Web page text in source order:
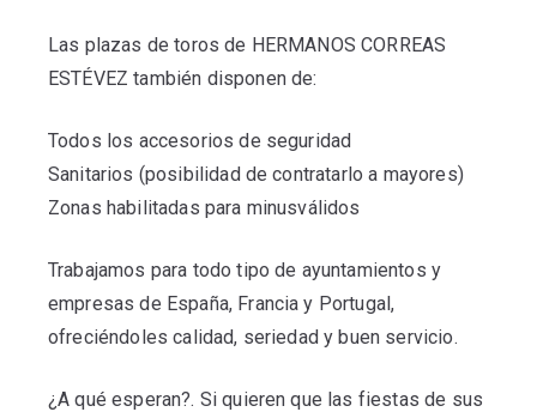
Las plazas de toros de HERMANOS CORREAS
ESTÉVEZ también disponen de:
Todos los accesorios de seguridad
Sanitarios (posibilidad de contratarlo a mayores)
Zonas habilitadas para minusválidos
Trabajamos para todo tipo de ayuntamientos y
empresas de España, Francia y Portugal,
ofreciéndoles calidad, seriedad y buen servicio.
¿A qué esperan?. Si quieren que las fiestas de sus